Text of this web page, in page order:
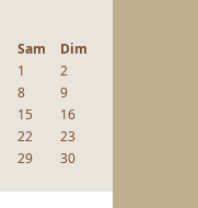
Sam
Dim
1
2
8
9
15
16
22
23
29
30